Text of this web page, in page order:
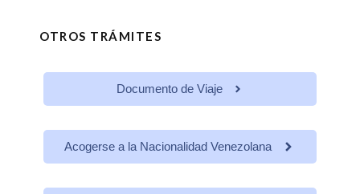
OTROS TRÁMITES
Documento de Viaje
Acogerse a la Nacionalidad Venezolana